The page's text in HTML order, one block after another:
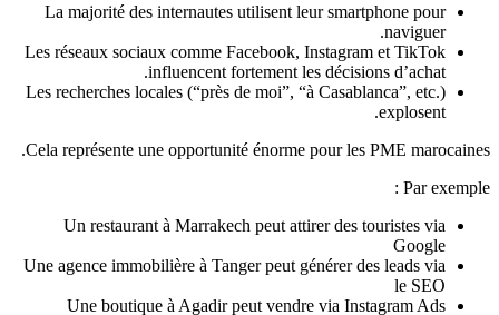
La majorité des internautes utilisent leur smartphone pour
naviguer.
Les réseaux sociaux comme Facebook, Instagram et TikTok
influencent fortement les décisions d’achat.
Les recherches locales (“près de moi”, “à Casablanca”, etc.)
explosent.
Cela représente une opportunité énorme pour les PME marocaines.
Par exemple :
Un restaurant à Marrakech peut attirer des touristes via
Google
Une agence immobilière à Tanger peut générer des leads via
le SEO
Une boutique à Agadir peut vendre via Instagram Ads